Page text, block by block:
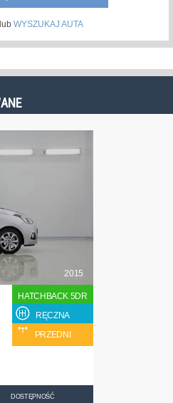
WYSZUKAJ AUTA
2015
HATCHBACK 5DR
RĘCZNA
PRZEDNI
DOSTĘPNOŚĆ